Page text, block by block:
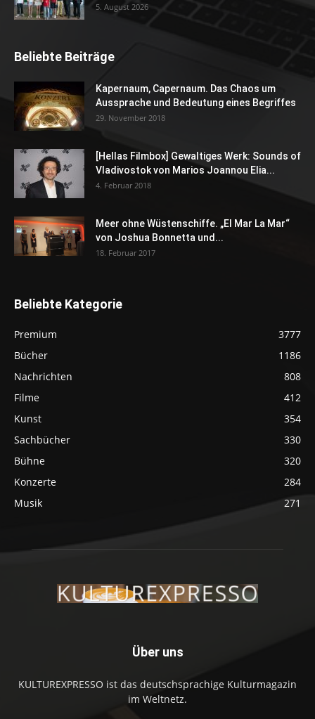
5. August 2026
Beliebte Beiträge
Kapernaum, Capernaum. Das Chaos um
Aussprache und Bedeutung eines Begriffes
29. November 2018
[Hellas Filmbox] Gewaltiges Werk: Sounds of
Vladivostok von Marios Joannou Elia...
4. Februar 2018
Meer ohne Wüstenschiffe. „El Mar La Mar“
von Joshua Bonnetta und...
18. Februar 2017
Beliebte Kategorie
Premium
3777
Bücher
1186
Nachrichten
808
Filme
412
Kunst
354
Sachbücher
330
Bühne
320
Konzerte
284
Musik
271
Über uns
KULTUREXPRESSO ist das deutschsprachige Kulturmagazin
im Weltnetz.